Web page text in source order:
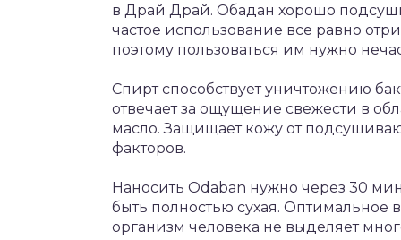
в Драй Драй. Обадан хорошо
частое использование все равно
поэтому пользоваться им нужно
Спирт способствует уничтожению
отвечает за ощущение свежести в
масло. Защищает кожу от
факторов.
Наносить Odaban нужно через 30
быть полностью сухая.
организм человека не выделяет